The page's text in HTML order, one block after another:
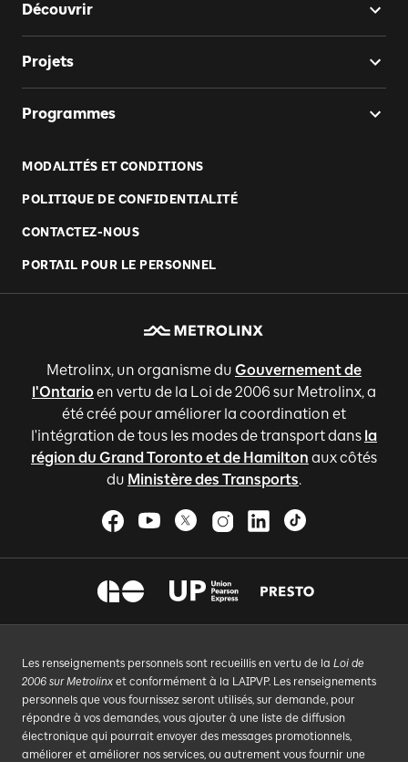
Découvrir
Projets
Programmes
MODALITÉS ET CONDITIONS
POLITIQUE DE CONFIDENTIALITÉ
CONTACTEZ-NOUS
PORTAIL POUR LE PERSONNEL
Metrolinx, un organisme du Gouvernement de
l'Ontario en vertu de la Loi de 2006 sur Metrolinx, a
été créé pour améliorer la coordination et
l'intégration de tous les modes de transport dans la
région du Grand Toronto et de Hamilton aux côtés
du Ministère des Transports.
Les renseignements personnels sont recueillis en vertu de la Loi de
2006 sur Metrolinx et conformément à la LAIPVP. Les renseignements
personnels que vous fournissez seront utilisés, sur demande, pour
répondre à vos demandes, vous ajouter à une liste de diffusion
électronique qui pourrait envoyer des messages promotionnels,
améliorer et améliorer nos services, ou autrement vous fournir une